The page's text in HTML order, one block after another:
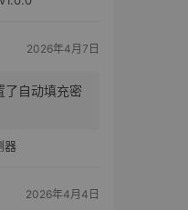
2026年4月7日
自动填充密
器
2026年4月4日